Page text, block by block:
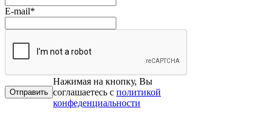
E-mail*
Нажимая на кнопку, Вы
соглашаетесь с политикой
конфеденциальности